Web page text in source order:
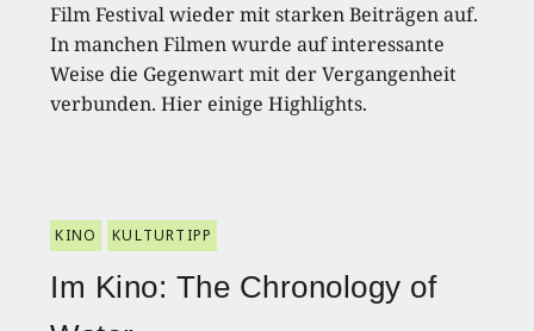
Film Festival wieder mit starken Beiträgen auf.
In manchen Filmen wurde auf interessante
Weise die Gegenwart mit der Vergangenheit
verbunden. Hier einige Highlights.
KINO KULTURTIPP
Im Kino: The Chronology of